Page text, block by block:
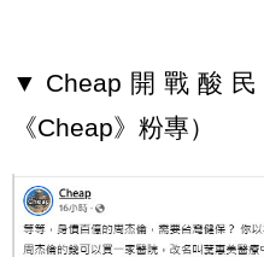
▼Cheap開戰酸
《Cheap》粉專）